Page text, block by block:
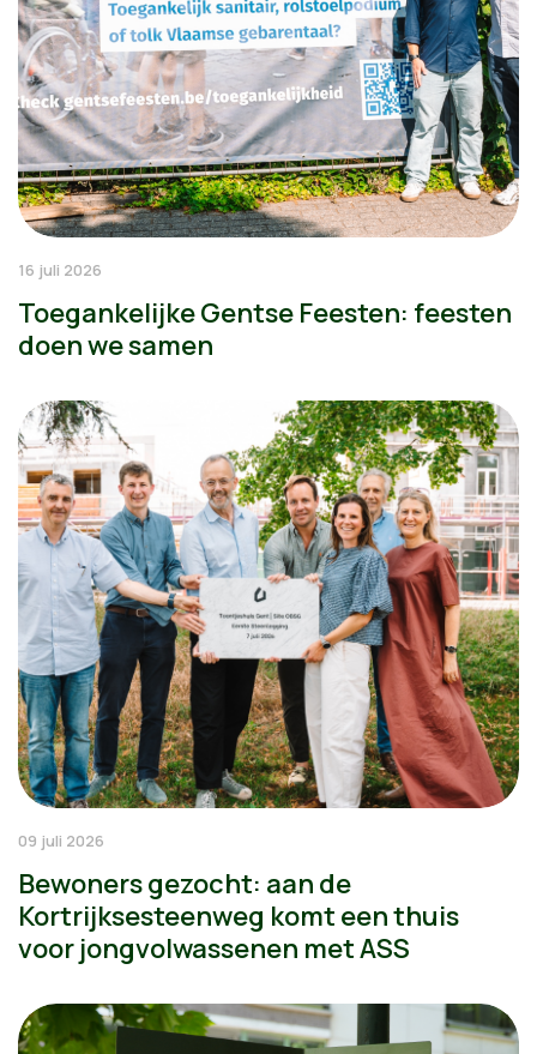
16 juli 2026
Toegankelijke Gentse Feesten: feesten
doen we samen
09 juli 2026
Bewoners gezocht: aan de
Kortrijksesteenweg komt een thuis
voor jongvolwassenen met ASS